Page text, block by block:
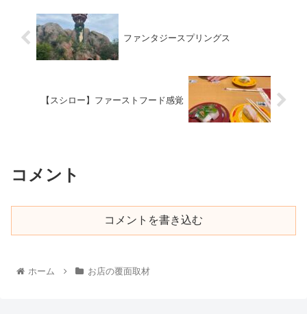
ファンタジースプリングス
【スシロー】ファーストフード感覚
コメント
コメントを書き込む
ホーム お店の覆面取材